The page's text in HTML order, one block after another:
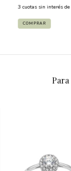
3 cuotas sin interés de
COMPRAR